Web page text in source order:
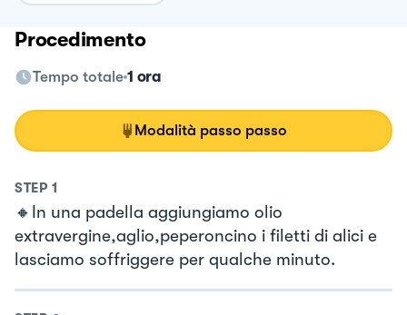
Procedimento
Tempo totale 1 ora
Modalità passo passo
STEP 1
🔸In una padella aggiungiamo olio
extravergine,aglio,peperoncino i filetti di alici e
lasciamo soffriggere per qualche minuto.